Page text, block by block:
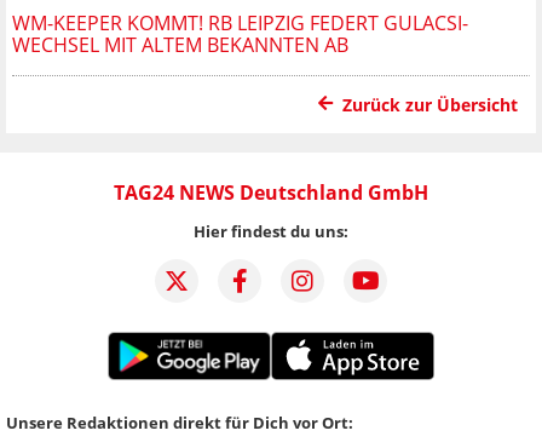
WM-KEEPER KOMMT! RB LEIPZIG FEDERT GULACSI-
WECHSEL MIT ALTEM BEKANNTEN AB
Zurück zur Übersicht
TAG24 NEWS Deutschland GmbH
Hier findest du uns:
Unsere Redaktionen direkt für Dich vor Ort: